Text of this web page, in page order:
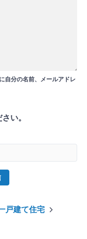
自分の名前、メールアドレ
い。
戸建て住宅